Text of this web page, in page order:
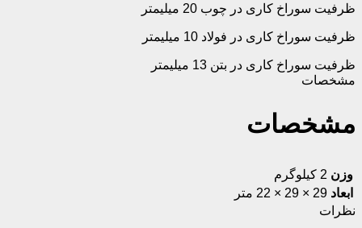
ظرفیت سوراخ کاری در چوب 20 میلیمتر
ظرفیت سوراخ کاری در فولاد 10 میلیمتر
ظرفیت سوراخ کاری در بتن 13 میلیمتر
مشخصات
مشخصات
وزن 2 کیلوگرم
ابعاد 29 × 29 × 22 متر
نظرات